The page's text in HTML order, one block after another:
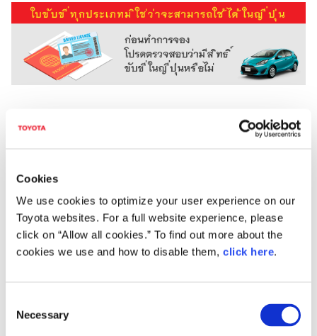
Cookies
We use cookies to optimize your user experience on our
Toyota websites. For a full website experience, please
click on “Allow all cookies.” To find out more about the
cookies we use and how to disable them, click here.
Selection
Necessary